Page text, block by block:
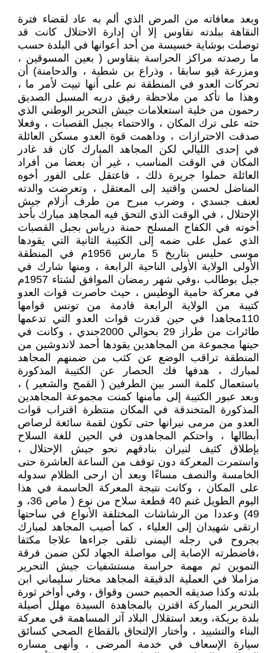
وبعد معافاته من المرض الذي ألم به عاد لقضاء فترة
النقاهة ببلدته نقاوس إلا أن إدارة الاحتلال كانت قد
توصلت بوشاية خسيسة من أحد أعوانها في البلدة حسب
ما رصدته مراكز الحراسة بنقاوس ( بعين المسوقين ،
ومزرعة قيو سابقا ، وذراع بن شطية ، والدحامنة) أن
تحركات العدو في المنطقة نم على أنها تبيت لأمر ما ،
وهذا ما تأكد من ملاحظة رفيق دربه المسبل الصديق
رحمون من خلية استعلامات جيش التحرير الوطني الذي
حثه على ترك المكان ، والاحتماء بجبل القصبات ، وفعلا
صدقت الاحترازات ، وداهمت قوة العدو مسكن العائلة
في إحدى الليالي لكن المجاهد المبارك كان قد غادر
المكان في الوقت المناسب ، غير أن بعضا من أفراد
العائلة حملوا جريرة ذلك ، فاعتقل على الفور أخوه
المناضل لحسن واقتيد إلى المعتقل ، وتعرضت والدته
لعنف جسدي ، وضرب مبرح من طرف أزلام جيش
الإحتلال ، في الوقت الذي التحق فيه المجاهد مبارك بأحد
أخوته في الكفاح المسلح حمنة درياس بجبل القصبات
الذي عمل على ضمه إلى الكتيبة الثانية التي يقودها
موسى حليس بتاريخ 5 مارس 1956م في المنطقة
الأولى الولاية الأولى الناحية الرابعة ، ومنها شارك في
جبل بوطالب ،وفي شهر رمضان الموافق لشتاء 1957م
في معركة حامية الوطيس ، حيث حاصرت قوات العدو
كتيبة من الولاية الرابعة قادمة من تونس قوامها
110مجاهدا في حين قدرت قوات العدو التي تدعمها
طائرات من طراز 29 بحوالي 2000جندي ، وكانت في
حينها مجموعة من المجاهدين يقودها أحمد لاندوشين من
المنطقة تراقب الوضع عن كثب من ضمنهم المجاهد
لمبارك ، هدفها فك الحصار عن الكتيبة المذكورة
باستعمال كلمة السر بين الطرفين ( القمح والشعير ) ،
وبعد عبور الكتيبة إلى مأمنها كمنت مجموعة المجاهدين
المذكورة المتخندقة في المكان منتظرة اقتراب قوات
العدو من مرمى نيرانها حتى تكون لقمة سائغة لرصاص
أبطالها ، واحتكم المجاهدون في الحين للغة السلاح
بإطلاق كثيف لنيران بنادقهم نحو جيش الإحتلال ،
واستمرت المعركة دون توقف من الساعة العاشرة حتى
الخامسة والنصف مساءًا وبعد أن ارحى الظلام سدوله
على المكان ، وكانت نتيجة المعركة الحاسمة في هذا
اليوم الطويل غنم 40 قطعة سلاح من نوع ( ماص 36، و
49) وعددا من الرشاشات المختلفة الأنواع في ساحتها
ارتقى شهيدان إلى العلياء ، كما أصيب المجاهد لمبارك
بجروح في رجله اليمنى تلقى جراءها علاجا مكثفا
،فاضطرته الإصابة إلى مواصلة الجهاد لكن ضمن فرقة
التموين ثم مهمة حراسة مستشفيات جيش التحرير
مزاملا في العملية الدقيقة المجاهد مختار سليماني ابن
بلدته وكذا صديقه الحميم حسن وقواق ، وفي أواخر ثورة
التحرير المباركة اقترن بالمجاهدة السيدة مهلل أصيلة
بلدة بريكة، وبعد استقلال البلاد آثر المساهمة في معركة
البناء والتشييد ، وأختار الإلتحاق بالقطاع الصحي كسائق
سيارة الإسعاف في خدمة المرضى ، وأنهى مساره